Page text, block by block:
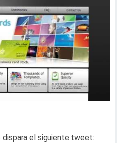
dispara el siguiente tweet: